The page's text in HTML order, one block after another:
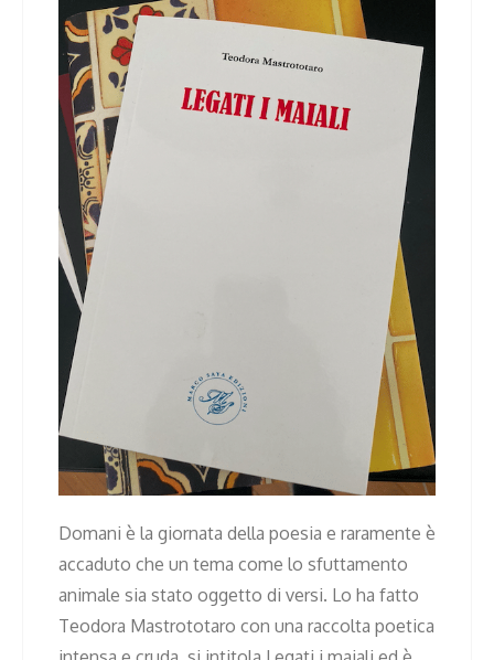
Domani è la giornata della poesia e raramente è
accaduto che un tema come lo sfuttamento
animale sia stato oggetto di versi. Lo ha fatto
Teodora Mastrototaro con una raccolta poetica